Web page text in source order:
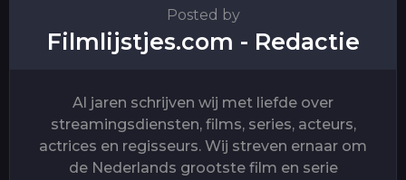
Posted by
Filmlijstjes.com - Redactie
Al jaren schrijven wij met liefde over
streamingsdiensten, films, series, acteurs,
actrices en regisseurs. Wij streven ernaar om
de Nederlands grootste film en serie